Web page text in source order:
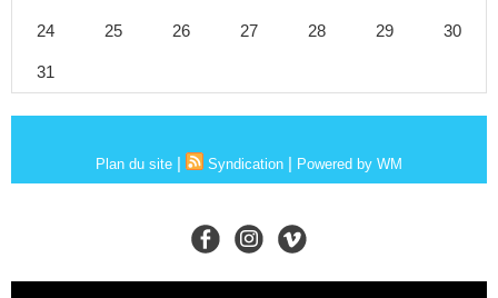
24 25 26 27 28 29 30
31
Plan du site | Syndication | Powered by WM